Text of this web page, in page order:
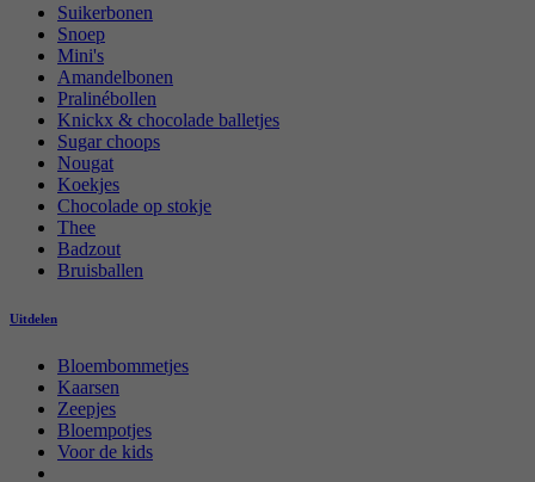
Suikerbonen
Snoep
Mini's
Amandelbonen
Pralinébollen
Knickx & chocolade balletjes
Sugar choops
Nougat
Koekjes
Chocolade op stokje
Thee
Badzout
Bruisballen
Uitdelen
Bloembommetjes
Kaarsen
Zeepjes
Bloempotjes
Voor de kids